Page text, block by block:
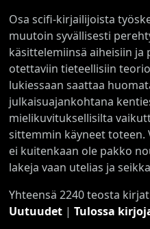
Osa scifi-kirjailijoista
muutoin syvällisesti
käsittelemiinsä aiheisiin ja
otettaviin tieteellisiin
lukiessaan saattaa
julkaisuajankohtana
mielikuvituksellisilta
sittemmin käyneet toteen.
ei kuitenkaan ole pakko
lakeja vaan utelias ja
Yhteensä 2240 teosta
Uutuudet |Tulossa